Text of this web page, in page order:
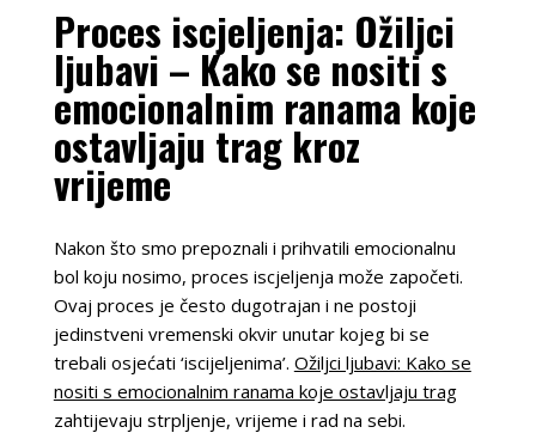
Proces iscjeljenja: Ožiljci
ljubavi – Kako se nositi s
emocionalnim ranama koje
ostavljaju trag kroz
vrijeme
Nakon što smo prepoznali i prihvatili emocionalnu
bol koju nosimo, proces iscjeljenja može započeti.
Ovaj proces je često dugotrajan i ne postoji
jedinstveni vremenski okvir unutar kojeg bi se
trebali osjećati ‘iscijeljenima’. Ožiljci ljubavi: Kako se
nositi s emocionalnim ranama koje ostavljaju trag
zahtijevaju strpljenje, vrijeme i rad na sebi.